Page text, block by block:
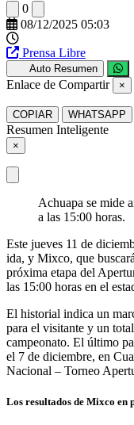
0
08/12/2025 05:03
Prensa Libre
Auto Resumen
Enlace de Compartir ×
COPIAR WHATSAPP
Resumen Inteligente
×
Achuapa se mide
a las 15:00 horas.
Este jueves 11 de
ida, y Mixco, que
próxima etapa del
las 15:00 horas en el
El historial indica un
para el visitante y un
campeonato. El último
el 7 de diciembre, en
Nacional – Torneo
Los resultados de Mixco en